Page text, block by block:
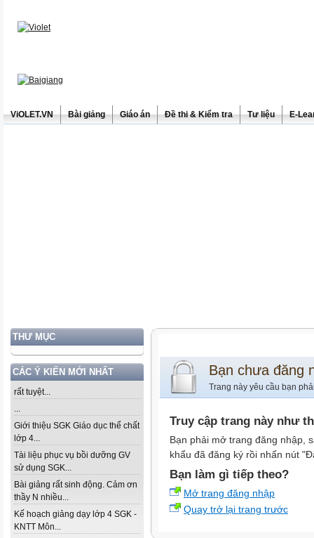
ViOLET.VN Bài giảng Giáo án Đề thi & Kiểm tra Tư liệu E-
THƯ MỤC
CÁC Ý KIẾN MỚI NHẤT
rất tuyệt...
...
Giới thiệu SGK Giáo dục thể chất
lớp 4...
Tài liệu phục vụ bồi dưỡng GV
sử dụng SGK...
Bài giảng rất sinh động. Cảm ơn
thầy N nhiều...
Kế hoạch giảng dạy lớp 4 SGK -
KNTT Môn...
Bạn chưa đăng
Trang này yêu cầu bạn
Truy cập trang này như
Bạn phải mở trang đăng nhập,
khẩu đã đăng ký rồi nhấn nút
Bạn làm gì tiếp theo?
Mở trang đăng nhập
Quay trở lại trang trước